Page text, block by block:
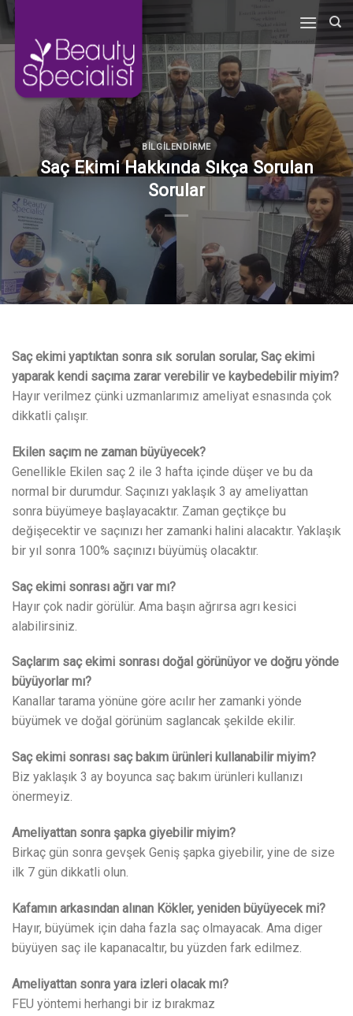
Skip
to
content
BILGILENDIRME
Saç Ekimi Hakkında Sıkça Sorulan
Sorular
Saç ekimi yaptıktan sonra sık sorulan sorular, Saç ekimi
yaparak kendi saçıma zarar verebilir ve kaybedebilir miyim?
Hayır verilmez çünki uzmanlarımız ameliyat esnasında çok
dikkatli çalışır.
Ekilen saçım ne zaman büyüyecek?
Genellikle Ekilen saç 2 ile 3 hafta içinde düşer ve bu da
normal bir durumdur. Saçınızı yaklaşık 3 ay ameliyattan
sonra büyümeye başlayacaktır. Zaman geçtikçe bu
değişecektir ve saçınızı her zamanki halini alacaktır. Yaklaşık
bir yıl sonra 100% saçınızı büyümüş olacaktır.
Saç ekimi sonrası ağrı var mı?
Hayır çok nadir görülür. Ama başın ağrırsa agrı kesici
alabilirsiniz.
Saçlarım saç ekimi sonrası doğal görünüyor ve doğru yönde
büyüyorlar mı?
Kanallar tarama yönüne göre acılır her zamanki yönde
büyümek ve doğal görünüm saglancak şekilde ekilir.
Saç ekimi sonrası saç bakım ürünleri kullanabilir miyim?
Biz yaklaşık 3 ay boyunca saç bakım ürünleri kullanızı
önermeyiz.
Ameliyattan sonra şapka giyebilir miyim?
Birkaç gün sonra gevşek Geniş şapka giyebilir, yine de size
ilk 7 gün dikkatli olun.
Kafamın arkasından alınan Kökler, yeniden büyüyecek mi?
Hayır, büyümek için daha fazla saç olmayacak. Ama diger
büyüyen saç ile kapanacaltır, bu yüzden fark edilmez.
Ameliyattan sonra yara izleri olacak mı?
FEU yöntemi herhangi bir iz bırakmaz